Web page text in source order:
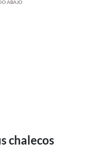
ABAJO
chalecos